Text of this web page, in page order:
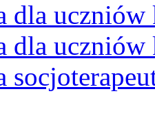
dla uczniów
dla